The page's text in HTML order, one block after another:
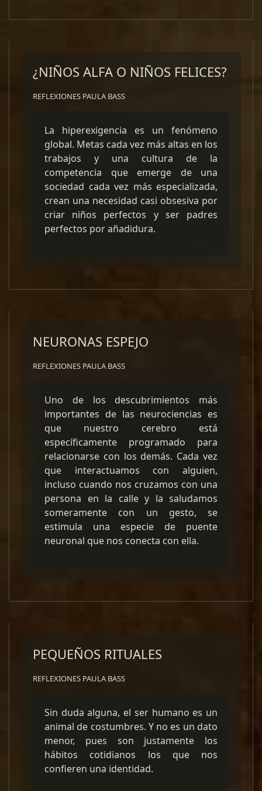
¿NIÑOS ALFA O NIÑOS FELICES?
REFLEXIONES PAULA BASS
La hiperexigencia es un fenómeno
global. Metas cada vez más altas en los
trabajos y una cultura de la
competencia que emerge de una
sociedad cada vez más especializada,
crean una necesidad casi obsesiva por
criar niños perfectos y ser padres
perfectos por añadidura.
NEURONAS ESPEJO
REFLEXIONES PAULA BASS
Uno de los descubrimientos más
importantes de las neurociencias es
que nuestro cerebro está
específicamente programado para
relacionarse con los demás. Cada vez
que interactuamos con alguien,
incluso cuando nos cruzamos con una
persona en la calle y la saludamos
someramente con un gesto, se
estimula una especie de puente
neuronal que nos conecta con ella.
PEQUEÑOS RITUALES
REFLEXIONES PAULA BASS
Sin duda alguna, el ser humano es un
animal de costumbres. Y no es un dato
menor, pues son justamente los
hábitos cotidianos los que nos
confieren una identidad.